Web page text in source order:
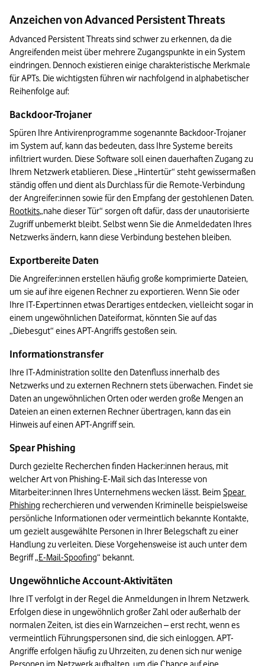
Anzeichen von Advanced Persistent Threats
Advanced Persistent Threats sind schwer zu erkennen, da die
Angreifenden meist über mehrere Zugangspunkte in ein System
eindringen. Dennoch existieren einige charakteristische Merkmale
für APTs. Die wichtigsten führen wir nachfolgend in alphabetischer
Reihenfolge auf:
Backdoor-Trojaner
Spüren Ihre Antivirenprogramme sogenannte Backdoor-Trojaner
im System auf, kann das bedeuten, dass Ihre Systeme bereits
infiltriert wurden. Diese Software soll einen dauerhaften Zugang zu
Ihrem Netzwerk etablieren. Diese „Hintertür“ steht gewissermaßen
ständig offen und dient als Durchlass für die Remote-Verbindung
Rootkits„nahe dieser Tür“ sorgen oft dafür, dass der unautorisierte
Zugriff unbemerkt bleibt. Selbst wenn Sie die Anmeldedaten Ihres
Netzwerks ändern, kann diese Verbindung bestehen bleiben.
Exportbereite Daten
Die Angreifer:innen erstellen häufig große komprimierte Dateien,
um sie auf ihre eigenen Rechner zu exportieren. Wenn Sie oder
Ihre IT-Expert:innen etwas Derartiges entdecken, vielleicht sogar in
einem ungewöhnlichen Dateiformat, könnten Sie auf das
„Diebesgut“ eines APT-Angriffs gestoßen sein.
Informationstransfer
Ihre IT-Administration sollte den Datenfluss innerhalb des
Netzwerks und zu externen Rechnern stets überwachen. Findet sie
Daten an ungewöhnlichen Orten oder werden große Mengen an
Dateien an einen externen Rechner übertragen, kann das ein
Hinweis auf einen APT-Angriff sein.
Spear Phishing
Durch gezielte Recherchen finden Hacker:innen heraus, mit
welcher Art von Phishing-E-Mail sich das Interesse von
Mitarbeiter:innen Ihres Unternehmens wecken lässt. Beim Spear
Phishing recherchieren und verwenden Kriminelle beispielsweise
persönliche Informationen oder vermeintlich bekannte Kontakte,
um gezielt ausgewählte Personen in Ihrer Belegschaft zu einer
Handlung zu verleiten. Diese Vorgehensweise ist auch unter dem
Begriff „E-Mail-Spoofing“ bekannt.
Ungewöhnliche Account-Aktivitäten
Ihre IT verfolgt in der Regel die Anmeldungen in Ihrem Netzwerk.
Erfolgen diese in ungewöhnlich großer Zahl oder außerhalb der
normalen Zeiten, ist dies ein Warnzeichen – erst recht, wenn es
vermeintlich Führungspersonen sind, die sich einloggen. APT-
Angriffe erfolgen häufig zu Uhrzeiten, zu denen sich nur wenige